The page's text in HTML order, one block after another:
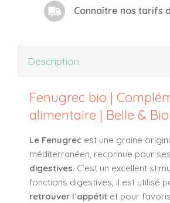
Connaître nos tarifs
Description
Fenugrec bio |
alimentaire | Belle & Bio
Le Fenugrec est une graine
méditerranéen, reconnue pour ses
digestives. C’est un excellent
fonctions digestives, il est utilisé
retrouver l’appétit et pour